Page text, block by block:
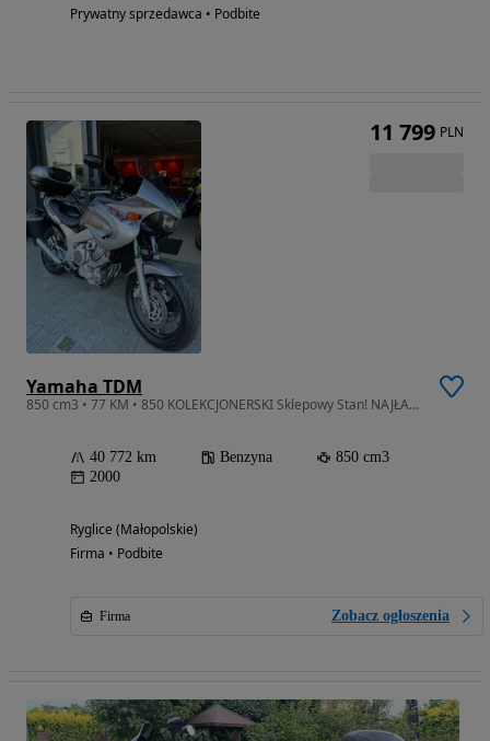
Prywatny sprzedawca • Podbite
Yamaha TDM
850 cm3 • 77 KM • 850 KOLEKCJONERSKI Sklepowy Stan! NAJŁADNIEJSZA w Polsce! + tuv Niemcy
40 772 km Benzyna
850 cm3
2000
Ryglice (Małopolskie)
Firma • Podbite
Firma Zobacz ogłoszenia
11 799 PLN